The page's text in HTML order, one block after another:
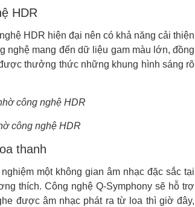
HDR
HDR hiện đại nên có khả năng cải thiện
nghệ mang đến dữ liệu gam màu lớn, đồng
thưởng thức những khung hình sáng rõ
công nghệ HDR
thanh
một không gian âm nhạc đặc sắc tại
thích. Công nghệ Q-Symphony sẽ hỗ trợ
được âm nhạc phát ra từ loa thì giờ đây,